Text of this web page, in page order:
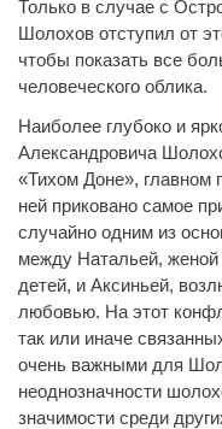
Только в случае с
Шолохов отступил от
чтобы показать все
человеческого облика.
Наиболее глубоко и
Александровича
«Тихом Доне», главном
ней приковано самое
случайно одним из
между Натальей, женой
детей, и Аксиньей,
любовью. На этот
так или иначе
очень важными для
неоднозначности
значимости среди